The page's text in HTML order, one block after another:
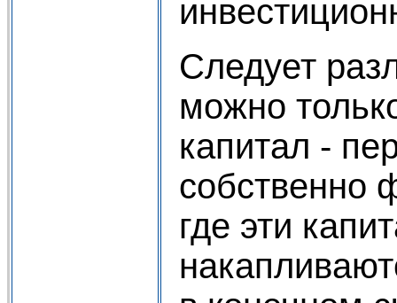
Следует
можно
капитал -
собственно
где эти